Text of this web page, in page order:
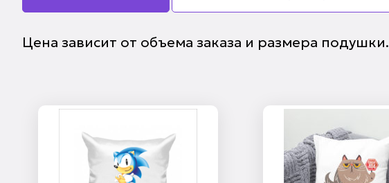
Цена зависит от объема заказа и размера подушки.